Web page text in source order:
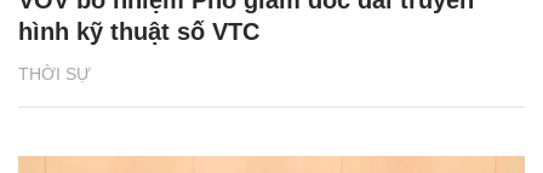
THỜI SỰ
hình kỹ thuật số VTC